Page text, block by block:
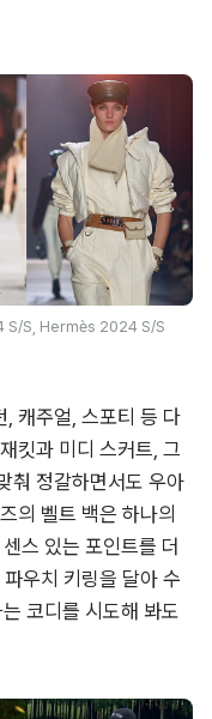
S/S, Hermès 2024 S/S
, 캐주얼, 스포티 등 다
킷과 미디 스커트, 그
춰 정갈하면서도 우아
의 벨트 백은 하나의
스 있는 포인트를 더
우치 키링을 달아 수
코디를 시도해 봐도